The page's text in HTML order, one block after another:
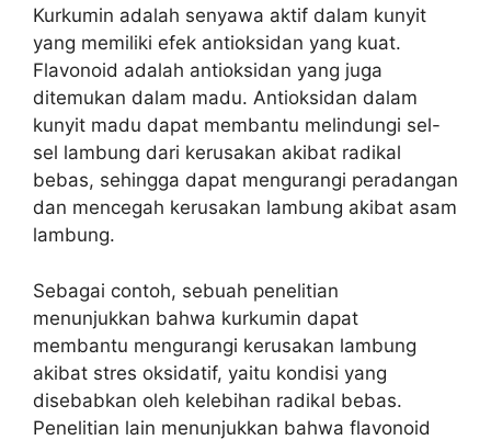
Kurkumin adalah senyawa aktif dalam kunyit
yang memiliki efek antioksidan yang kuat.
Flavonoid adalah antioksidan yang juga
ditemukan dalam madu. Antioksidan dalam
kunyit madu dapat membantu melindungi sel-
sel lambung dari kerusakan akibat radikal
bebas, sehingga dapat mengurangi peradangan
dan mencegah kerusakan lambung akibat asam
lambung.
Sebagai contoh, sebuah penelitian
menunjukkan bahwa kurkumin dapat
membantu mengurangi kerusakan lambung
akibat stres oksidatif, yaitu kondisi yang
disebabkan oleh kelebihan radikal bebas.
Penelitian lain menunjukkan bahwa flavonoid